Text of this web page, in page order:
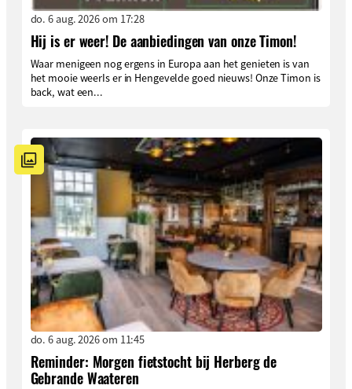
do. 6 aug. 2026 om 17:28
Hij is er weer! De aanbiedingen van onze Timon!
Waar menigeen nog ergens in Europa aan het genieten is van
het mooie weerIs er in Hengevelde goed nieuws! Onze Timon is
back, wat een...
do. 6 aug. 2026 om 11:45
Reminder: Morgen fietstocht bij Herberg de
Gebrande Waateren